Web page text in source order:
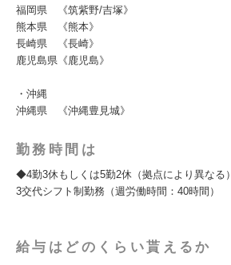
福岡県 《筑紫野/吉塚》
熊本県 《熊本》
長崎県 《長崎》
鹿児島県《鹿児島》
・沖縄
沖縄県 《沖縄豊見城》
勤務時間は
◆4勤3休もしくは5勤2休（拠点により異なる）
3交代シフト制勤務（週労働時間：40時間）
給与はどのくらい貰えるか